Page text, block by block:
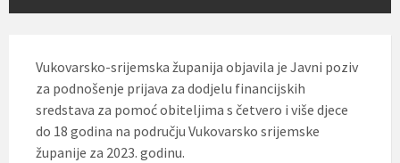
Vukovarsko-srijemska županija objavila je Javni poziv
za podnošenje prijava za dodjelu financijskih
sredstava za pomoć obiteljima s četvero i više djece
do 18 godina na području Vukovarsko srijemske
županije za 2023. godinu.